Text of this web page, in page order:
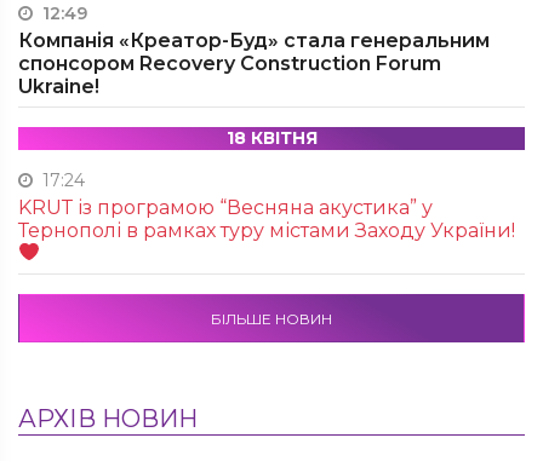
12:49
Компанія «Креатор-Буд» стала генеральним
спонсором Recovery Construction Forum
Ukraine!
18 КВІТНЯ
17:24
KRUТ із програмою “Весняна акустика” у
Тернополі в рамках туру містами Заходу України!
БІЛЬШЕ НОВИН
АРХІВ НОВИН